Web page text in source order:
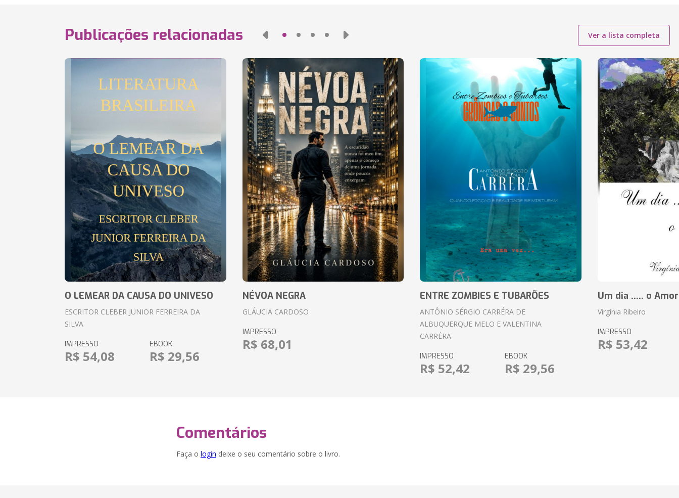
Publicações relacionadas Ver a lista completa
O LEMEAR DA CAUSA DO UNIVESO
ESCRITOR CLEBER JUNIOR FERREIRA DA
SILVA
IMPRESSO
R$ 54,08
EBOOK
R$ 29,56
NÉVOA NEGRA
GLÁUCIA CARDOSO
IMPRESSO
R$ 68,01
ENTRE ZOMBIES E TUBARÕES
ANTÔNIO SÉRGIO CARRÉRA DE
ALBUQUERQUE MELO E VALENTINA
CARRÉRA
IMPRESSO
R$ 52,42
EBOOK
R$ 29,56
Um dia ..... o Amor
Virgínia Ribeiro
IMPRESSO
R$ 53,42
Comentários
Faça o login deixe o seu comentário sobre o livro.